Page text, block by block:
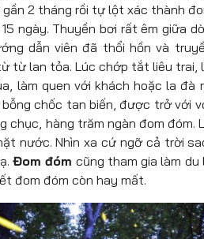
2 tháng rồi tự lột xác thành
ngày. Thuyền bơi rất êm giữa
dẫn viên đã thổi hồn và
từ lan tỏa. Lúc chớp tắt liêu trai,
làm quen với khách hoặc la
chốc tan biến, được trở với
chục, hàng trăm ngàn đom
nước. Nhìn xa cứ ngỡ cả trời
Đom đóm cũng tham gia làm
đom đóm còn hay mất.